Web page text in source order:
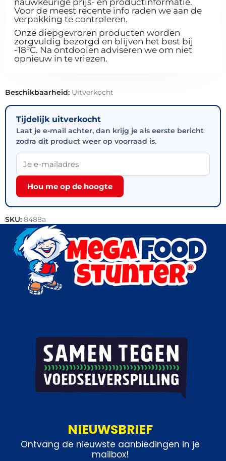
Voor de meest recente info raden we aan de
verpakking te controleren.
Onze diepgevroren producten worden
zorgvuldig bezorgd en blijven het best bij
-18°C. Na ontdooien adviseren we om niet
opnieuw in te vriezen.
Beschikbaarheid: Uitverkocht
Tijdelijk uitverkocht
Laat je e-mail achter, dan krijg je als eerste bericht
zodra dit product weer op voorraad is.
Hou me op de hoogte
SKU: 8488a
Categorie: Kip
NIEUWSBRIEF
Ontvang de nieuwste aanbiedingen in je
mailbox!